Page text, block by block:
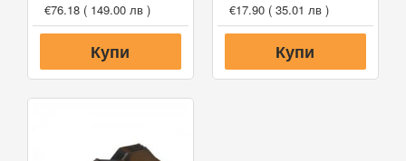
€76.18 ( 149.00 лв )
Купи
€17.90 ( 35.01 лв )
Купи